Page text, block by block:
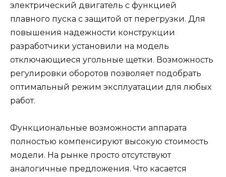
электрический двигатель с функцией
плавного пуска с защитой от перегрузки. Для
повышения надежности конструкции
разработчики установили на модель
отключающиеся угольные щетки. Возможность
регулировки оборотов позволяет подобрать
оптимальный режим эксплуатации для любых
работ.
Функциональные возможности аппарата
полностью компенсируют высокую стоимость
модели. На рынке просто отсутствуют
аналогичные предложения. Что касается